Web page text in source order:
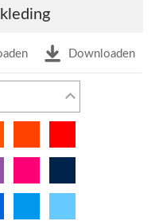
Downloaden